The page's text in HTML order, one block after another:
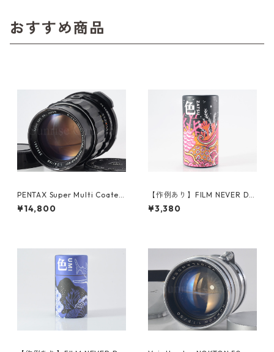
おすすめ商品
PENTAX Super Multi Coated
TAKUMAR 6×7 150mm F2.8
ペンタックス (61365)
¥14,800
【作例あり】FILM NEVER DIE
ZATSU 400 35mmカラーネガ
フィルム 36枚撮り (K054)
¥3,380